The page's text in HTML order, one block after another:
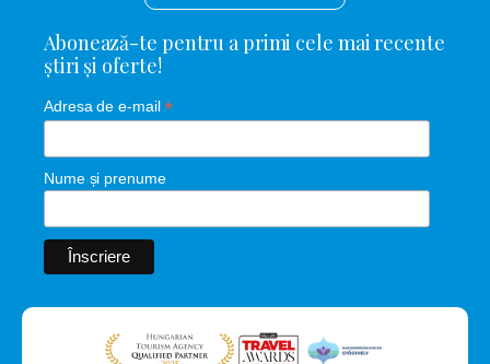
Abonează-te pentru a primi cele mai recente
știri și oferte!
Adresa de e-mail*
Nume și prenume